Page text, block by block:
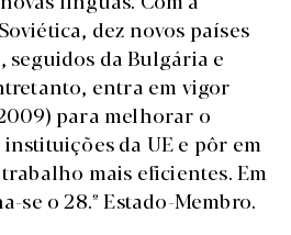
dez novos países
seguidos da Bulgária e
entra em vigor
para melhorar o
da UE e pôr em
mais eficientes. Em
se o 28.º Estado-Membro.